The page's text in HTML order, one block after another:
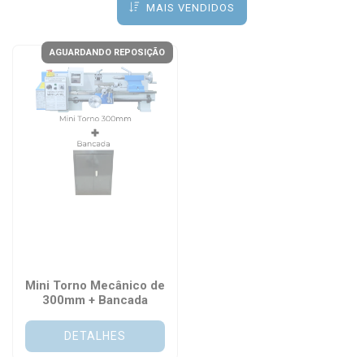
MAIS VENDIDOS
AGUARDANDO REPOSIÇÃO
Mini Torno Mecânico de
300mm + Bancada
DETALHES